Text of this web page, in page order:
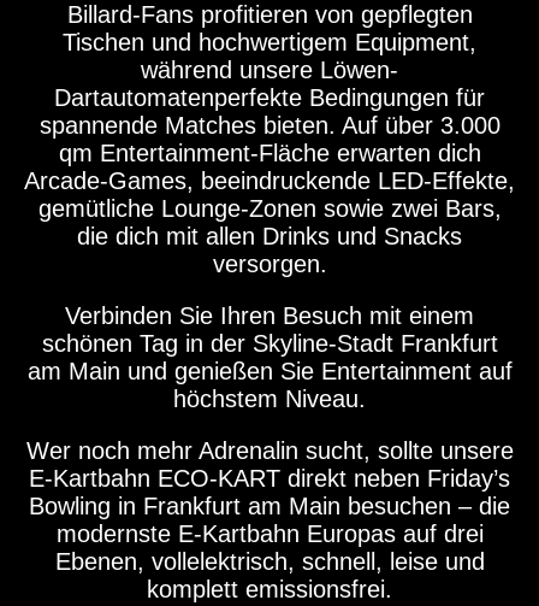
Billard-Fans profitieren von gepflegten
Tischen und hochwertigem Equipment,
während unsere Löwen-
Dartautomatenperfekte Bedingungen für
spannende Matches bieten. Auf über 3.000
qm Entertainment-Fläche erwarten dich
Arcade-Games, beeindruckende LED-Effekte,
gemütliche Lounge-Zonen sowie zwei Bars,
die dich mit allen Drinks und Snacks
versorgen.
Verbinden Sie Ihren Besuch mit einem
schönen Tag in der Skyline-Stadt Frankfurt
am Main und genießen Sie Entertainment auf
höchstem Niveau.
Wer noch mehr Adrenalin sucht, sollte unsere
E-Kartbahn ECO-KART direkt neben Friday’s
Bowling in Frankfurt am Main besuchen – die
modernste E-Kartbahn Europas auf drei
Ebenen, vollelektrisch, schnell, leise und
komplett emissionsfrei.